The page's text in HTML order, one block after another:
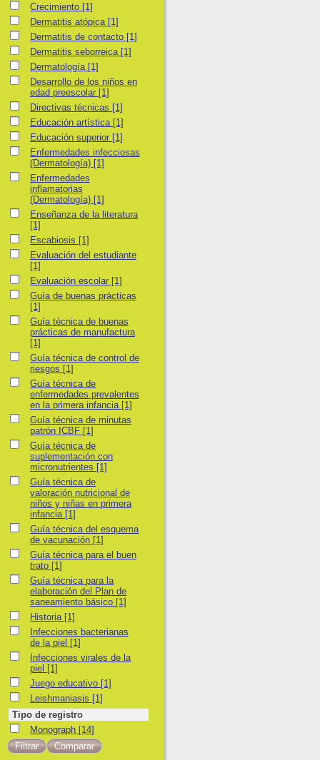
Crecimiento
Crecimiento [1]
Dermatitis atópica
Dermatitis atópica [1]
Dermatitis de contacto
Dermatitis de contacto [1]
Dermatitis seborreica
Dermatitis seborreica [1]
Dermatología
Dermatología [1]
Desarrollo de los niños en edad preescolar
Desarrollo de los niños en
edad preescolar [1]
Directivas técnicas
Directivas técnicas [1]
Educación artística
Educación artística [1]
Educación superior
Educación superior [1]
Enfermedades infecciosas (Dermatología)
Enfermedades infecciosas
(Dermatología) [1]
Enfermedades inflamatorias (Dermatología)
Enfermedades
inflamatorias
(Dermatología) [1]
Enseñanza de la literatura
Enseñanza de la literatura
[1]
Escabiosis
Escabiosis [1]
Evaluación del estudiante
Evaluación del estudiante
[1]
Evaluación escolar
Evaluación escolar [1]
Guía de buenas prácticas
Guía de buenas prácticas
[1]
Guía técnica de buenas prácticas de manufactura
Guía técnica de buenas
prácticas de manufactura
[1]
Guía técnica de control de riesgos
Guía técnica de control de
riesgos [1]
Guía técnica de enfermedades prevalentes en la primera infancia
Guía técnica de
enfermedades prevalentes
en la primera infancia [1]
Guía técnica de minutas patrón ICBF
Guía técnica de minutas
patrón ICBF [1]
Guía técnica de suplementación con micronutrientes
Guía técnica de
suplementación con
micronutrientes [1]
Guía técnica de valoración nutricional de niños y niñas en primera infancia
Guía técnica de
valoración nutricional de
niños y niñas en primera
infancia [1]
Guía técnica del esquema de vacunación
Guía técnica del esquema
de vacunación [1]
Guía técnica para el buen trato
Guía técnica para el buen
trato [1]
Guía técnica para la elaboración del Plan de saneamiento básico
Guía técnica para la
elaboración del Plan de
saneamiento básico [1]
HistoriaHistoria [1]
Infecciones bacterianas de la piel
Infecciones bacterianas
de la piel [1]
Infecciones virales de la piel
Infecciones virales de la
piel [1]
Juego educativo
Juego educativo [1]
Leishmaniasis
Leishmaniasis [1]
Tipo de registro
Monograph
Monograph [14]